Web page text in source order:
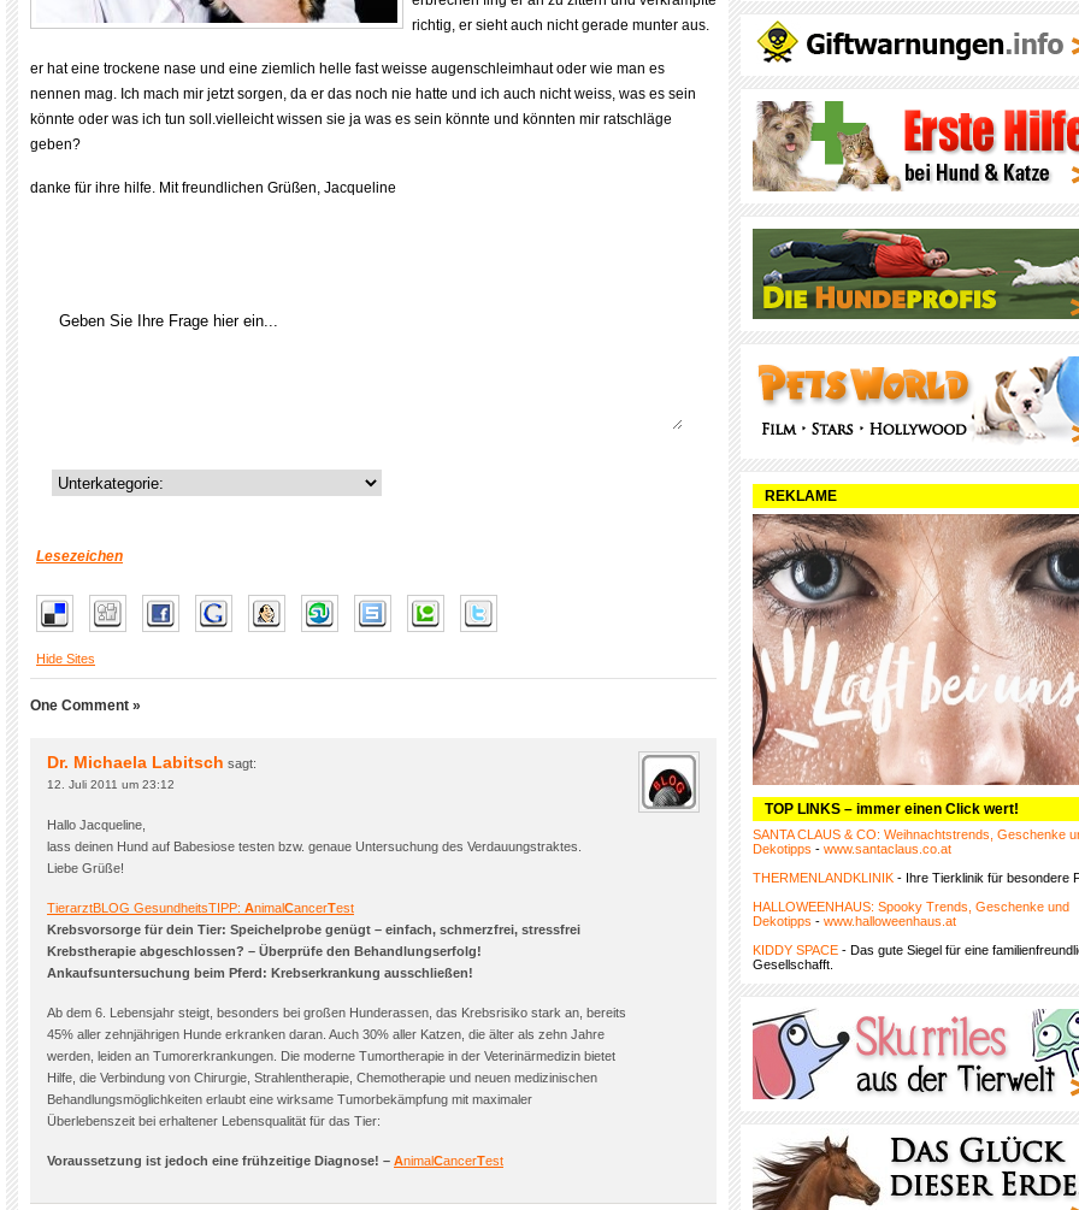
richtig, er sieht auch nicht gerade munter aus.
er hat eine trockene nase und eine ziemlich helle fast weisse augenschleimhaut oder wie man es
nennen mag. Ich mach mir jetzt sorgen, da er das noch nie hatte und ich auch nicht weiss, was es sein
könnte oder was ich tun soll.vielleicht wissen sie ja was es sein könnte und könnten mir ratschläge
geben?
danke für ihre hilfe. Mit freundlichen Grüßen, Jacqueline
Lesezeichen
Hide Sites
One Comment »
Dr. Michaela Labitsch sagt:
12. Juli 2011 um 23:12
Hallo Jacqueline,
lass deinen Hund auf Babesiose testen bzw. genaue Untersuchung des Verdauungstraktes.
Liebe Grüße!
TierarztBLOG GesundheitsTIPP: AnimalCancerTest
Krebsvorsorge für dein Tier: Speichelprobe genügt – einfach, schmerzfrei, stressfrei
Krebstherapie abgeschlossen? – Überprüfe den Behandlungserfolg!
Ankaufsuntersuchung beim Pferd: Krebserkrankung ausschließen!
Ab dem 6. Lebensjahr steigt, besonders bei großen Hunderassen, das Krebsrisiko stark an, bereits
45% aller zehnjährigen Hunde erkranken daran. Auch 30% aller Katzen, die älter als zehn Jahre
werden, leiden an Tumorerkrankungen. Die moderne Tumortherapie in der Veterinärmedizin bietet
Hilfe, die Verbindung von Chirurgie, Strahlentherapie, Chemotherapie und neuen medizinischen
Behandlungsmöglichkeiten erlaubt eine wirksame Tumorbekämpfung mit maximaler
Überlebenszeit bei erhaltener Lebensqualität für das Tier:
Voraussetzung ist jedoch eine frühzeitige Diagnose! – AnimalCancerTest
REKLAME
TOP LINKS – immer einen Click wert!
SANTA CLAUS & CO: Weihnachtstrends, Geschenke
Dekotipps - www.santaclaus.co.at
THERMENLANDKLINIK - Ihre Tierklinik für besondere
HALLOWEENHAUS: Spooky Trends, Geschenke und
Dekotipps - www.halloweenhaus.at
KIDDY SPACE - Das gute Siegel für eine
Gesellschafft.